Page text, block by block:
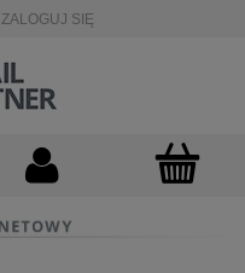
ZALOGUJ SIĘ